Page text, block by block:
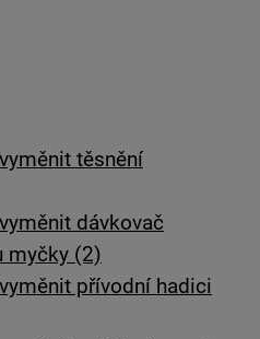
těsnění
dávkovač
myčky (2)
přívodní hadici